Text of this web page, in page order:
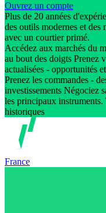
Ouvrez un compte
Plus de 20 années
des outils modernes et
avec un courtier primé.
Accédez aux marchés du
au bout des doigts Prenez
actualisées - opportunités
Prenez les commandes -
investissements Négociez
les principaux instruments.
historiques
France